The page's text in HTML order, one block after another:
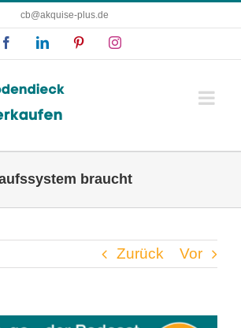
cb@akquise-plus.de
FacebookLinkedIn PinterestInstagram
braucht
Zurück Vor